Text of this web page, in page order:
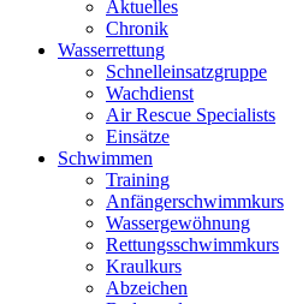
Aktuelles
Chronik
Wasserrettung
Schnelleinsatzgruppe
Wachdienst
Air Rescue Specialists
Einsätze
Schwimmen
Training
Anfängerschwimmkurs
Wassergewöhnung
Rettungsschwimmkurs
Kraulkurs
Abzeichen